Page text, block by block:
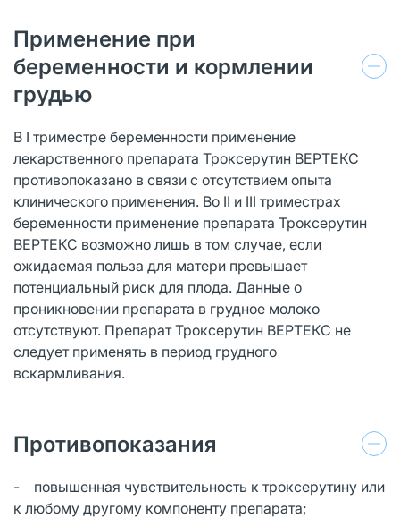
Применение при
беременности и кормлении
грудью
В I триместре беременности применение
лекарственного препарата Троксерутин ВЕРТЕКС
противопоказано в связи с отсутствием опыта
клинического применения. Во II и III триместрах
беременности применение препарата Троксерутин
ВЕРТЕКС возможно лишь в том случае, если
ожидаемая польза для матери превышает
потенциальный риск для плода. Данные о
проникновении препарата в грудное молоко
отсутствуют. Препарат Троксерутин ВЕРТЕКС не
следует применять в период грудного
вскармливания.
Противопоказания
- повышенная чувствительность к троксерутину или
к любому другому компоненту препарата;